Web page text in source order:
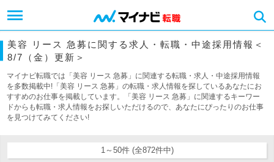
美容 リース 急募に関する求人・転職・中途採用情報＜
8/7（金）更新＞
マイナビ転職では「美容 リース 急募」に関連する転職・求人・中途採用情報
を多数掲載中!「美容 リース 急募」の転職・求人情報を探しているあなたにお
すすめのお仕事を掲載しています。「美容 リース 急募」に関連するキーワー
ドからも転職・求人情報をお探しいただけるので、あなたにぴったりのお仕事
を見つけてみてください!
1～50件 (全872件中)